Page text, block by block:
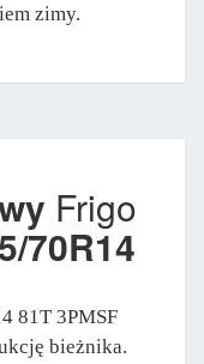
zimy.
Frigo
70R14
81T 3PMSF
bieżnika.